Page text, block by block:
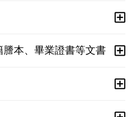
本、畢業證書等文書